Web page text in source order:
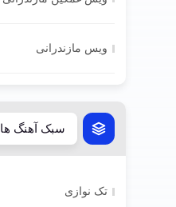
ویس مازندرانی
سبک آهنگ ها
تک نوازی